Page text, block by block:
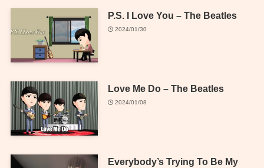
P.S. I Love You – The Beatles
2024/01/30
Love Me Do – The Beatles
2024/01/08
Everybody’s Trying To Be My